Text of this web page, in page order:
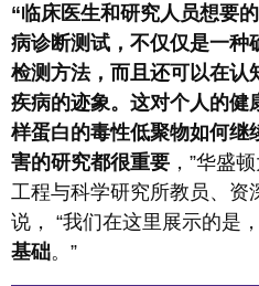
“临床医生和研究人员想要
病诊断测试，不仅仅是一种
检测方法，而且还可以在认
疾病的迹象。这对个人的健
样蛋白的毒性低聚物如何继
害的研究都很重要 ，”华盛
工程与科学研究所教员、资
说， “我们在这里展示的是，
基础。”